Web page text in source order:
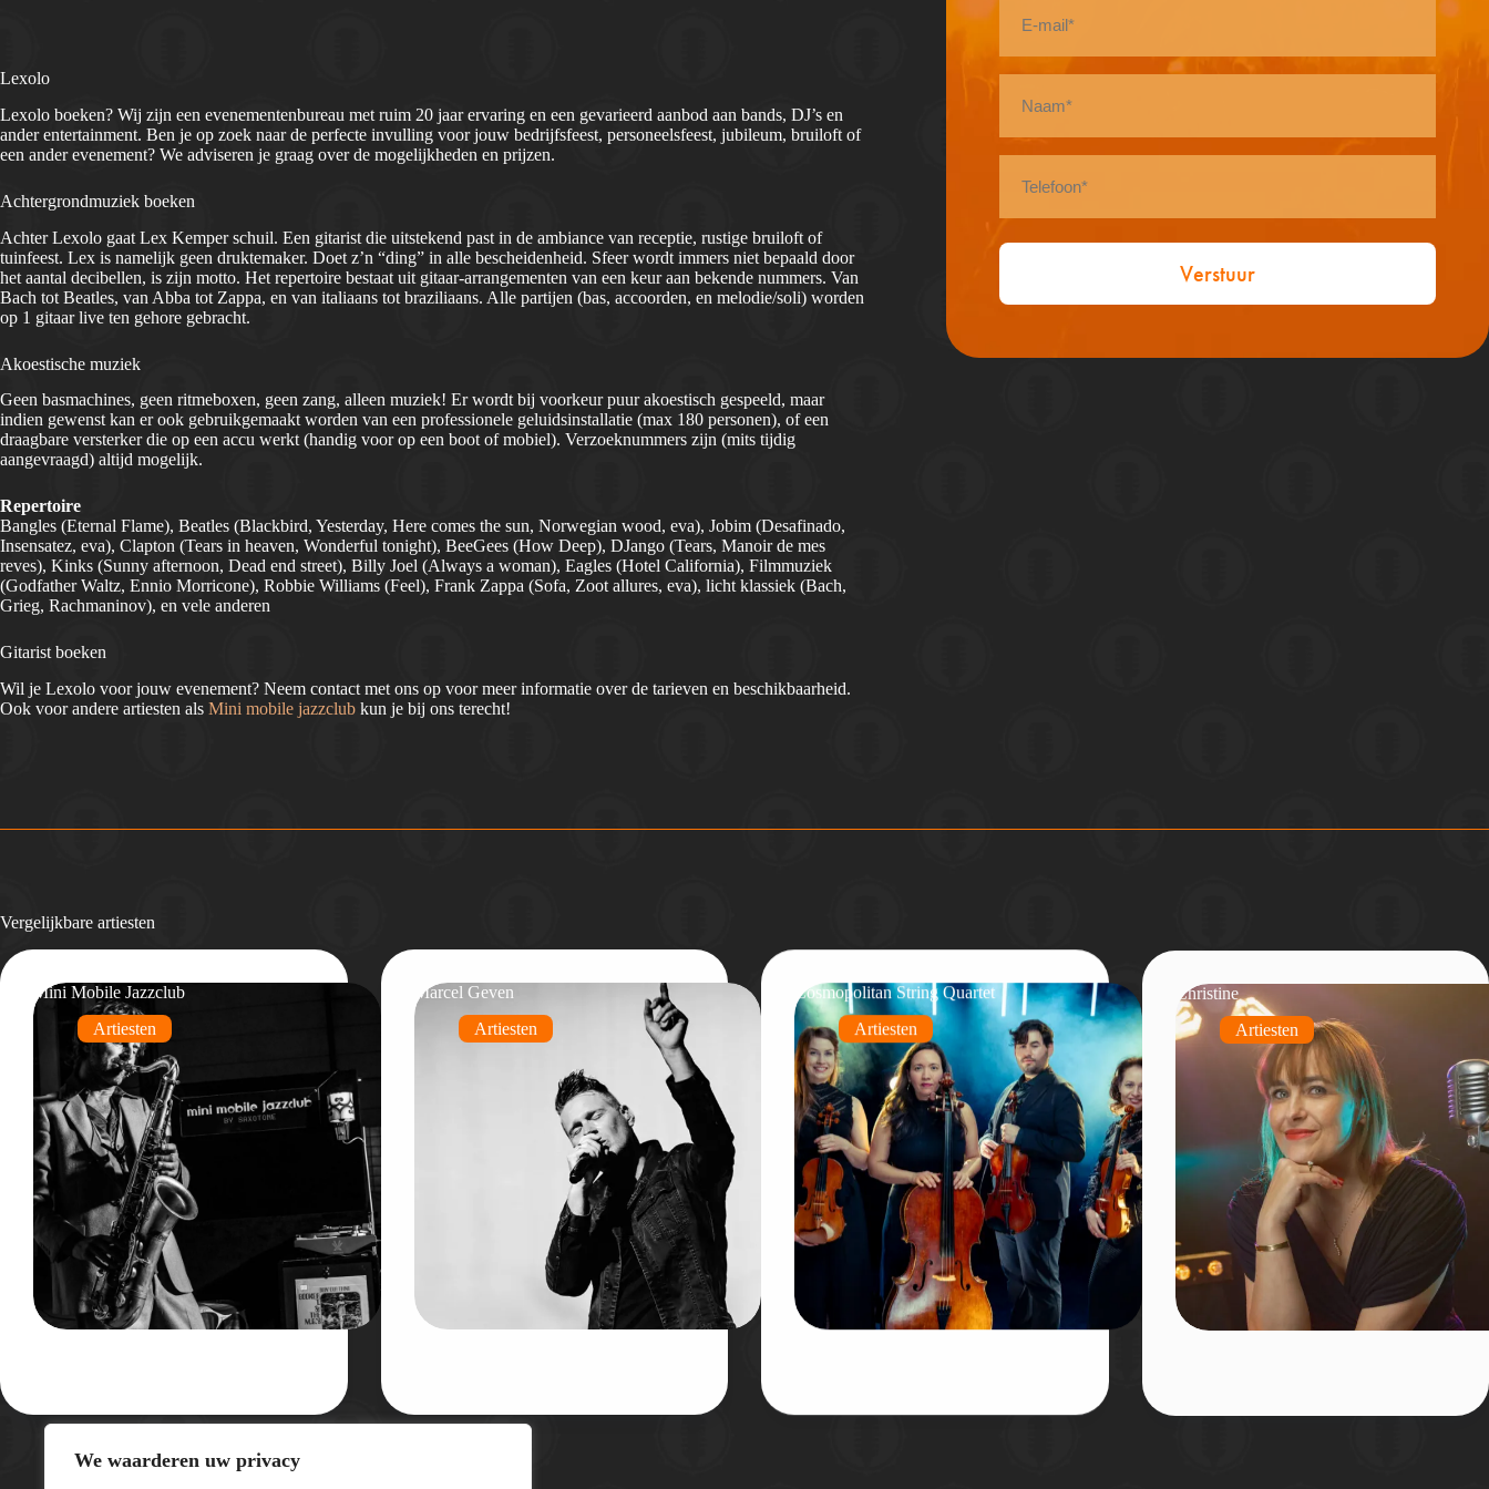
We waarderen uw privacy
Lexolo
Lexolo boeken? Wij zijn een evenementenbureau met ruim 20 jaar ervaring en een gevarieerd aanbod aan bands, DJ’s en
ander entertainment. Ben je op zoek naar de perfecte invulling voor jouw bedrijfsfeest, personeelsfeest, jubileum, bruiloft of
een ander evenement? We adviseren je graag over de mogelijkheden en prijzen.
Achtergrondmuziek boeken
Achter Lexolo gaat Lex Kemper schuil. Een gitarist die uitstekend past in de ambiance van receptie, rustige bruiloft of
tuinfeest. Lex is namelijk geen druktemaker. Doet z’n “ding” in alle bescheidenheid. Sfeer wordt immers niet bepaald door
het aantal decibellen, is zijn motto. Het repertoire bestaat uit gitaar-arrangementen van een keur aan bekende nummers. Van
Bach tot Beatles, van Abba tot Zappa, en van italiaans tot braziliaans. Alle partijen (bas, accoorden, en melodie/soli) worden
op 1 gitaar live ten gehore gebracht.
Akoestische muziek
Geen basmachines, geen ritmeboxen, geen zang, alleen muziek! Er wordt bij voorkeur puur akoestisch gespeeld, maar
indien gewenst kan er ook gebruikgemaakt worden van een professionele geluidsinstallatie (max 180 personen), of een
draagbare versterker die op een accu werkt (handig voor op een boot of mobiel). Verzoeknummers zijn (mits tijdig
aangevraagd) altijd mogelijk.
Repertoire
Bangles (Eternal Flame), Beatles (Blackbird, Yesterday, Here comes the sun, Norwegian wood, eva), Jobim (Desafinado,
Insensatez, eva), Clapton (Tears in heaven, Wonderful tonight), BeeGees (How Deep), DJango (Tears, Manoir de mes
reves), Kinks (Sunny afternoon, Dead end street), Billy Joel (Always a woman), Eagles (Hotel California), Filmmuziek
(Godfather Waltz, Ennio Morricone), Robbie Williams (Feel), Frank Zappa (Sofa, Zoot allures, eva), licht klassiek (Bach,
Grieg, Rachmaninov), en vele anderen
Gitarist boeken
Wil je Lexolo voor jouw evenement? Neem contact met ons op voor meer informatie over de tarieven en beschikbaarheid.
Ook voor andere artiesten als Mini mobile jazzclub kun je bij ons terecht!
mail
Vergelijkbare artiesten
Mini Mobile Jazzclub
Artiesten
Marcel Geven
Artiesten
Cosmopolitan String Quartet
Artiesten
Christine
Artiesten